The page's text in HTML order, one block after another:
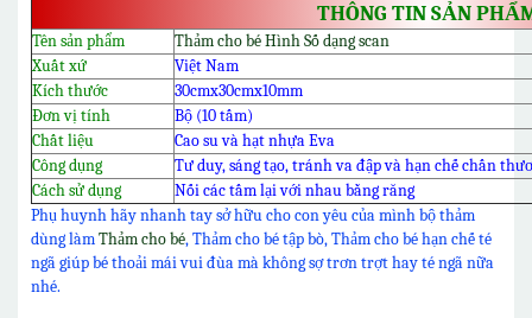
THÔNG TIN SẢN
Tên sản phẩm
Thảm cho bé Hình Số dạng scan
Xuất xứ
Việt Nam
Kích thước
30cmx30cmx10mm
Đơn vị tính
Bộ (10 tấm)
Chất liệu
Cao su và hạt nhựa Eva
Công dụng
Tư duy, sáng tạo, tránh va đập và hạn chế chấn
Cách sử dụng
Nối các tấm lại với nhau bằng răng
Phụ huynh hãy nhanh tay sở hữu cho con yêu của mình bộ thảm
dùng làmThảm cho bé, Thảm cho bé tập bò, Thảm cho bé hạn chế té
ngã giúp bé thoải mái vui đùa mà không sợ trơn trợt hay té ngã nữa
nhé.